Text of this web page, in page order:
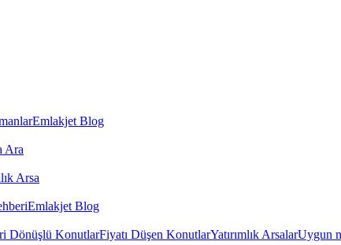
Emlakjet Blog
Ara
Arsa
Emlakjet Blog
Dönüşlü KonutlarFiyatı Düşen KonutlarYatırımlık ArsalarUygun